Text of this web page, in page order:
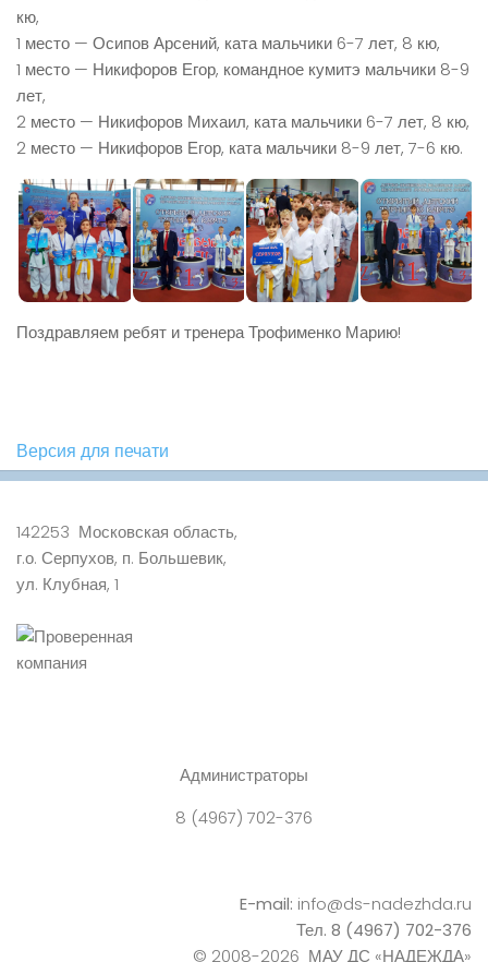
кю,
1 место — Осипов Арсений, ката мальчики 6-7 лет, 8 кю,
1 место — Никифоров Егор, командное кумитэ мальчики 8-9
лет,
2 место — Никифоров Михаил, ката мальчики 6-7 лет, 8 кю,
2 место — Никифоров Егор, ката мальчики 8-9 лет, 7-6 кю.
Поздравляем ребят и тренера Трофименко Марию!
Версия для печати
142253 Московская область,
г.о. Серпухов, п. Большевик,
ул. Клубная, 1
Администраторы
8 (4967) 702-376
E-mail: info@ds-nadezhda.ru
Тел. 8 (4967) 702-376
© 2008-2026 МАУ ДС «НАДЕЖДА»